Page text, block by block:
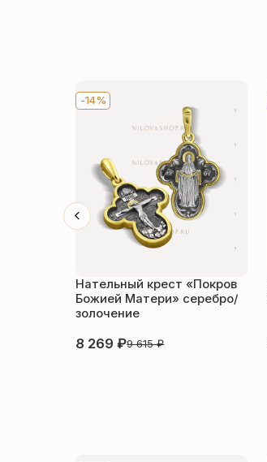
-14%
Нательный крест «Покров
Божией Матери» серебро/
золочение
8 269₽9 615₽